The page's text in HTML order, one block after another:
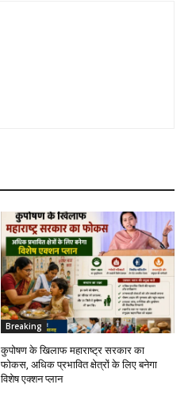
Breaking
कुपोषण के खिलाफ महाराष्ट्र सरकार का
फोकस, अधिक प्रभावित क्षेत्रों के लिए बनेगा
विशेष एक्शन प्लान